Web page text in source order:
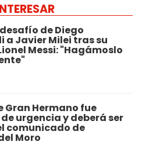
de Diego
a Javier Milei tras su
Messi: "Hagámoslo
Gran Hermano fue
urgencia y deberá ser
comunicado de
Moro